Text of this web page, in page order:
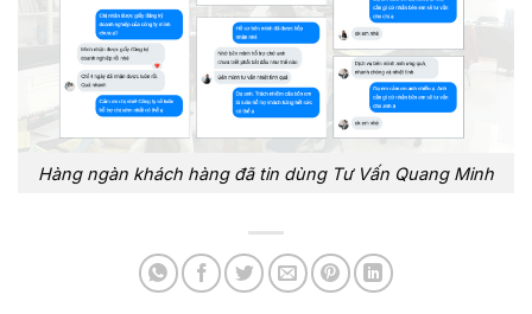
Hàng ngàn khách hàng đã tin dùng Tư Vấn Quang Minh